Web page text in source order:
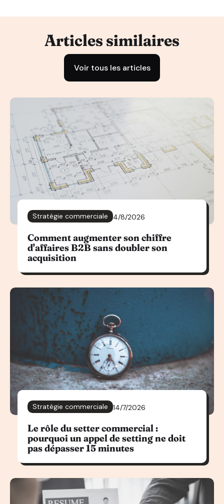
Articles similaires
Voir tous les articles
Stratégie commerciale 4/8/2026
Comment augmenter son chiffre
d'affaires B2B sans doubler son
acquisition
Stratégie commerciale 14/7/2026
Le rôle du setter commercial :
pourquoi un appel de setting ne doit
pas dépasser 15 minutes